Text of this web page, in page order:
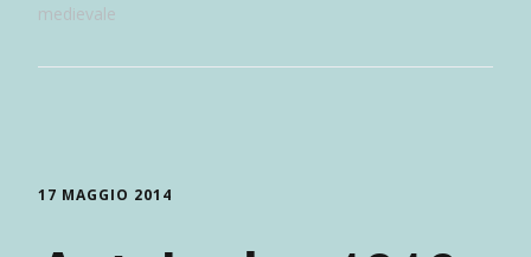
medievale
17 MAGGIO 2014